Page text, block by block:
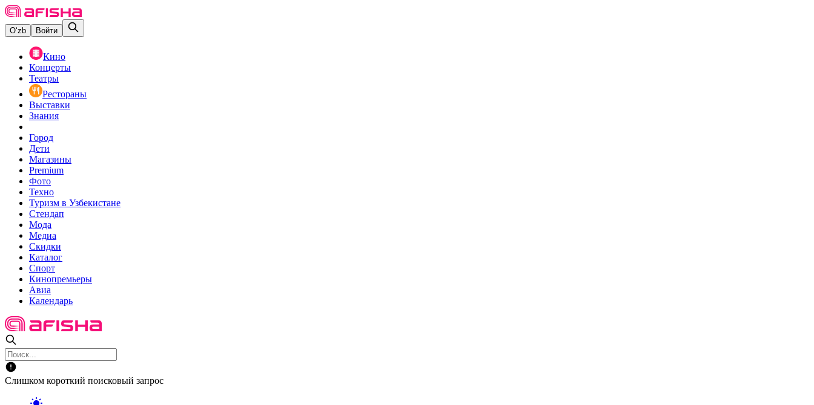
O‘zb Войти
Кино
Концерты
Театры
Рестораны
Выставки
Знания
Город
Дети
Магазины
Premium
Фото
Техно
Туризм в Узбекистане
Стендап
Мода
Медиа
Скидки
Каталог
Спорт
Кинопремьеры
Авиа
Календарь
Слишком короткий поисковый запрос